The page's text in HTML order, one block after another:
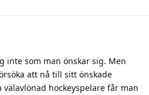
inte som man önskar sig. Men
att nå till sitt önskade
hockeyspelare får man